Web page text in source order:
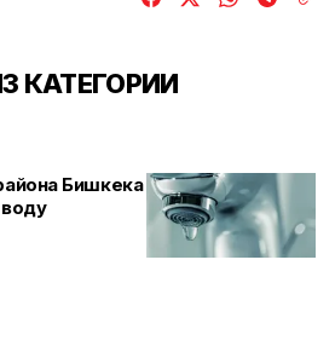
КАТЕГОРИИ
Бишкека
воду